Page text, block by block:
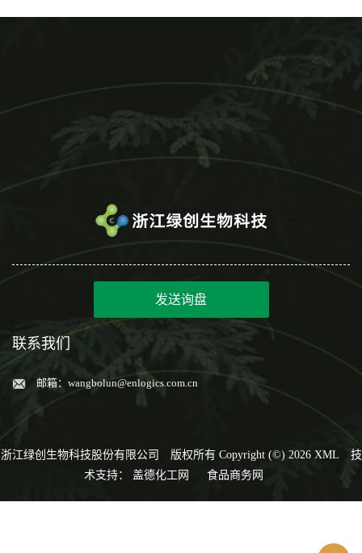
发送询盘
联系我们
邮箱： wangbolun@enlogics.com.cn
浙江绿创生物科技股份有限公司 版权所有 Copyright (©) 2026 XML
技
术支持： 盖德化工网 食品商务网